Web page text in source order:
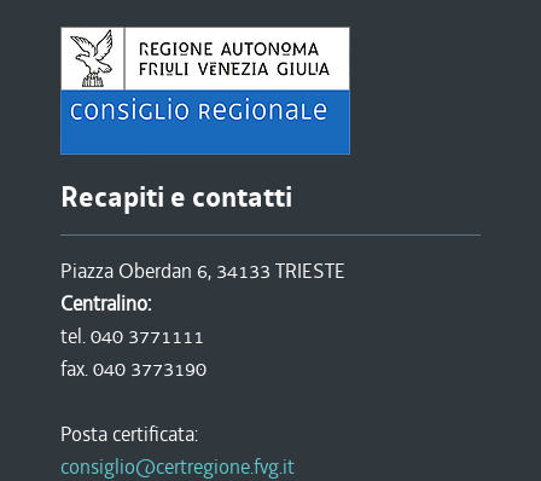
Recapiti e contatti
Piazza Oberdan 6, 34133 TRIESTE
Centralino:
tel. 040 3771111
fax. 040 3773190
Posta certificata:
consiglio@certregione.fvg.it